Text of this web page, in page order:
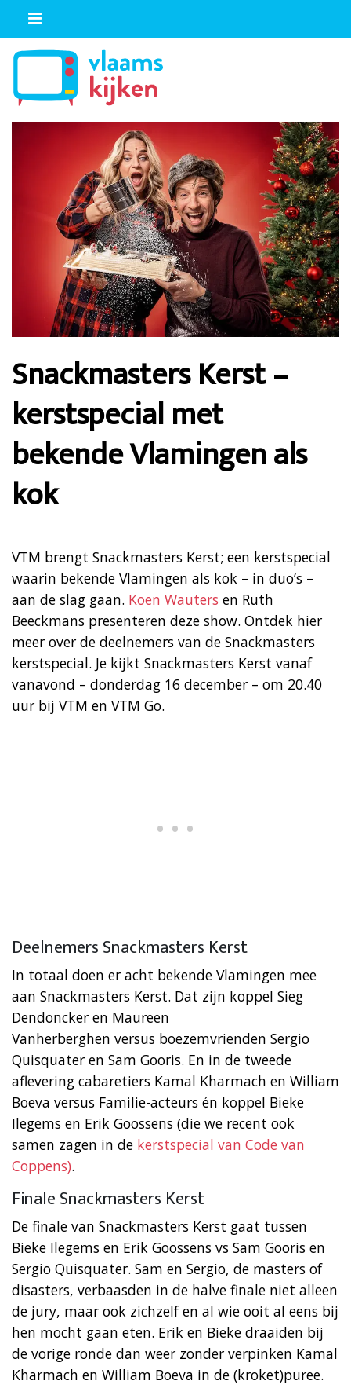
Snackmasters Kerst –
kerstspecial met
bekende Vlamingen als
kok
VTM brengt Snackmasters Kerst; een kerstspecial
waarin bekende Vlamingen als kok – in duo’s –
aan de slag gaan. Koen Wauters en Ruth
Beeckmans presenteren deze show. Ontdek hier
meer over de deelnemers van de Snackmasters
kerstspecial. Je kijkt Snackmasters Kerst vanaf
vanavond – donderdag 16 december – om 20.40
uur bij VTM en VTM Go.
Deelnemers Snackmasters Kerst
In totaal doen er acht bekende Vlamingen mee
aan Snackmasters Kerst. Dat zijn koppel Sieg
Dendoncker en Maureen
Vanherberghen versus boezemvrienden Sergio
Quisquater en Sam Gooris. En in de tweede
aflevering cabaretiers Kamal Kharmach en William
Boeva versus Familie-acteurs én koppel Bieke
Ilegems en Erik Goossens (die we recent ook
samen zagen in de kerstspecial van Code van
Coppens).
Finale Snackmasters Kerst
De finale van Snackmasters Kerst gaat tussen
Bieke Ilegems en Erik Goossens vs Sam Gooris en
Sergio Quisquater. Sam en Sergio, de masters of
disasters, verbaasden in de halve finale niet alleen
de jury, maar ook zichzelf en al wie ooit al eens bij
hen mocht gaan eten. Erik en Bieke draaiden bij
de vorige ronde dan weer zonder verpinken Kamal
Kharmach en William Boeva in de (kroket)puree.